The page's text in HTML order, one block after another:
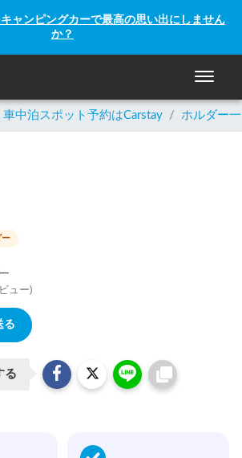
ャンピングカーで最高の思い出にしません
か？
ナビゲ
中泊スポット予約はCarstay / ホルダー
ー
ュー)
る
る